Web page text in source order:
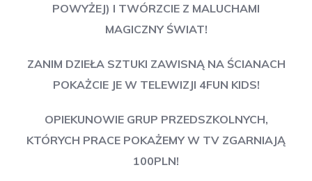
POWYŻEJ) I TWÓRZCIE Z MALUCHAMI
MAGICZNY ŚWIAT!
ZANIM DZIEŁA SZTUKI ZAWISNĄ NA ŚCIANACH
POKAŻCIE JE W TELEWIZJI 4FUN KIDS!
OPIEKUNOWIE GRUP PRZEDSZKOLNYCH,
KTÓRYCH PRACE POKAŻEMY W TV ZGARNIAJĄ
100PLN!